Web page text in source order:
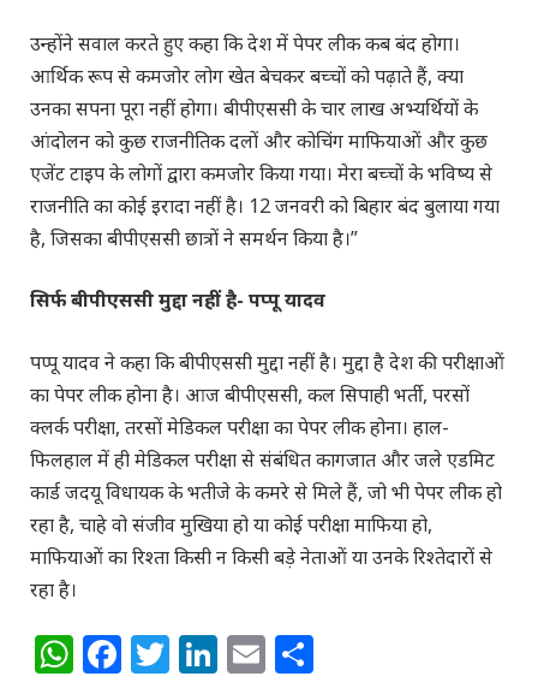
उन्होंने सवाल करते हुए कहा कि देश में पेपर लीक कब बंद होगा।
आर्थिक रूप से कमजोर लोग खेत बेचकर बच्चों को पढ़ाते हैं, क्या
उनका सपना पूरा नहीं होगा। बीपीएससी के चार लाख अभ्यर्थियों के
आंदोलन को कुछ राजनीतिक दलों और कोचिंग माफियाओं और कुछ
एजेंट टाइप के लोगों द्वारा कमजोर किया गया। मेरा बच्चों के भविष्य से
राजनीति का कोई इरादा नहीं है। 12 जनवरी को बिहार बंद बुलाया गया
है, जिसका बीपीएससी छात्रों ने समर्थन किया है।”
सिर्फ बीपीएससी मुद्दा नहीं है- पप्पू यादव
पप्पू यादव ने कहा कि बीपीएससी मुद्दा नहीं है। मुद्दा है देश की परीक्षाओं
का पेपर लीक होना है। आज बीपीएससी, कल सिपाही भर्ती, परसों
क्लर्क परीक्षा, तरसों मेडिकल परीक्षा का पेपर लीक होना। हाल-
फिलहाल में ही मेडिकल परीक्षा से संबंधित कागजात और जले एडमिट
कार्ड जदयू विधायक के भतीजे के कमरे से मिले हैं, जो भी पेपर लीक हो
रहा है, चाहे वो संजीव मुखिया हो या कोई परीक्षा माफिया हो,
माफियाओं का रिश्ता किसी न किसी बड़े नेताओं या उनके रिश्तेदारों से
रहा है।
WhatsApp
Facebook
Twitter
LinkedIn
Email